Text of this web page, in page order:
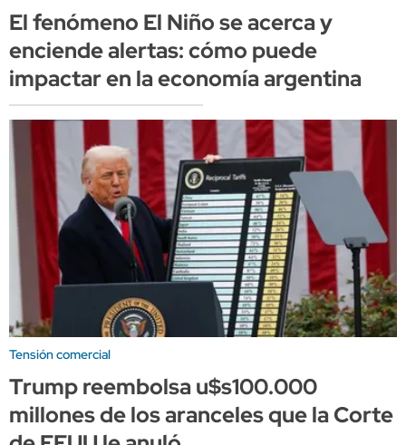
El fenómeno El Niño se acerca y
enciende alertas: cómo puede
impactar en la economía argentina
Tensión comercial
Trump reembolsa u$s100.000
millones de los aranceles que la Corte